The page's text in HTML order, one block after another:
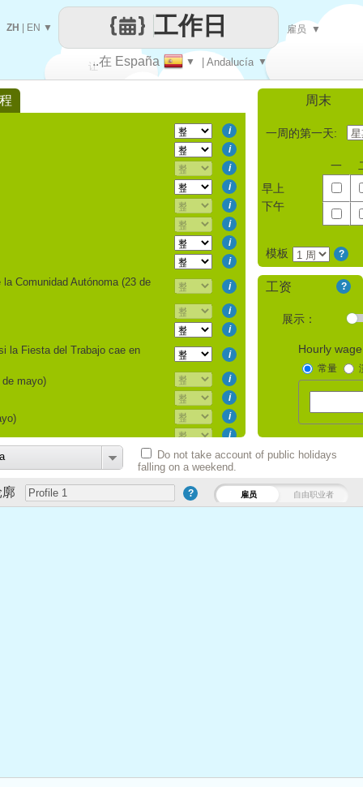
让
每一天
..在 España ▼ | Andalucía ▼
工作日
ZH EN ▼ 雇员 ▼
周末
一周的第一天:
早上
下午
一
模板 ?
工资 ?
展示：
Hourly
常量
廓 ? 雇员 自由职业者
i
i
i
i
i
i
i
i
Comunidad Autónoma (23 de i
i
i
la Fiesta del Trabajo cae en i
mayo)
i
i
i
i
(31 de mayo) i
i
Do not take account of public holidays
falling on a weekend.